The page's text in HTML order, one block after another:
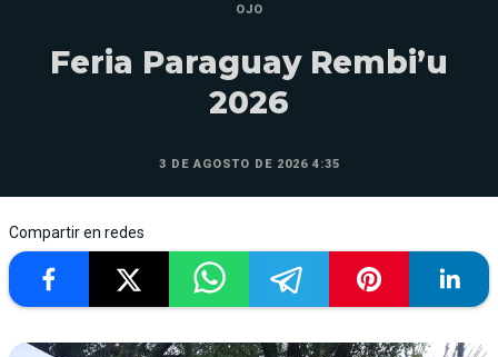
OJO
Feria Paraguay Rembi’u
2026
3 DE AGOSTO DE 2026 4:35
Compartir en redes